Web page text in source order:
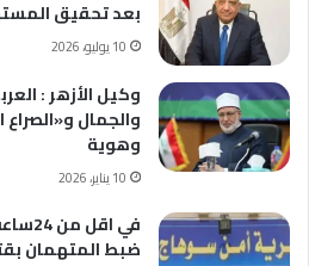
بعد تحقيق
10 يوليو، 2026
وكيل الأزهر :
والجمال
وهوية
10 يناير، 2026
في
ضبط المتهمان